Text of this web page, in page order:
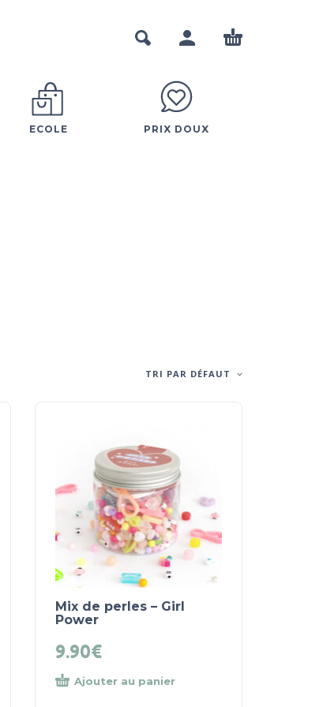
ECOLE PRIX DOUX
TRI PAR DÉFAUT
Mix de perles – Girl
Power
9.90€
Ajouter au panier